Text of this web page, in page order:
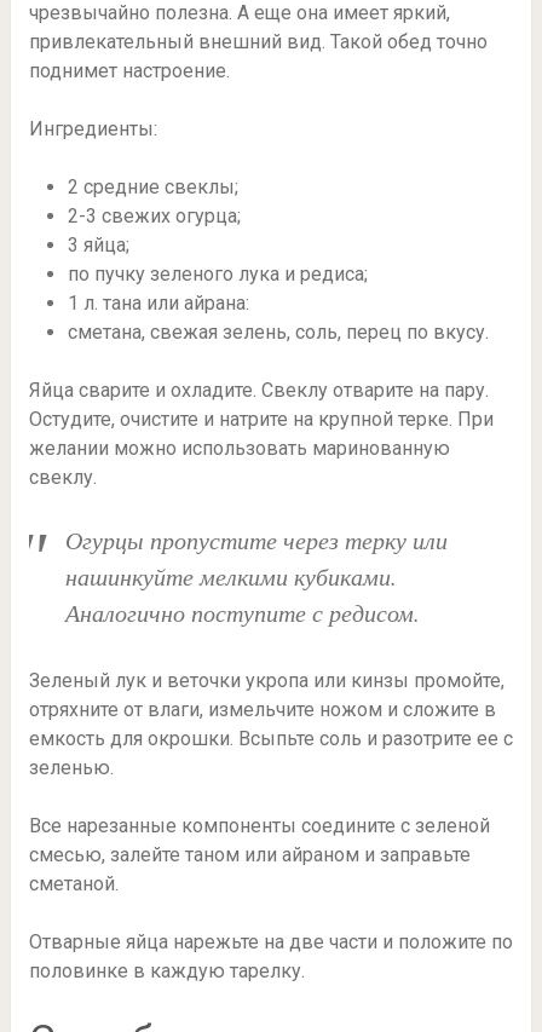
чрезвычайно полезна. А еще она имеет яркий,
привлекательный внешний вид. Такой обед точно
поднимет настроение.
Ингредиенты:
2 средние свеклы;
2-3 свежих огурца;
3 яйца;
по пучку зеленого лука и редиса;
1 л. тана или айрана:
сметана, свежая зелень, соль, перец по вкусу.
Яйца сварите и охладите. Свеклу отварите на пару.
Остудите, очистите и натрите на крупной терке. При
желании можно использовать маринованную
свеклу.
Огурцы пропустите через терку или
нашинкуйте мелкими кубиками.
Аналогично поступите с редисом.
Зеленый лук и веточки укропа или кинзы промойте,
отряхните от влаги, измельчите ножом и сложите в
емкость для окрошки. Всыпьте соль и разотрите ее с
зеленью.
Все нарезанные компоненты соедините с зеленой
смесью, залейте таном или айраном и заправьте
сметаной.
Отварные яйца нарежьте на две части и положите по
половинке в каждую тарелку.